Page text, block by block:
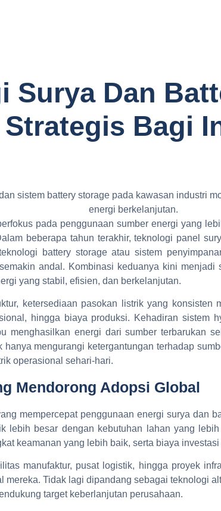
Surya Dan
Bagi
pada penggunaan sumber energi yang
beberapa tahun terakhir, teknologi panel
battery storage atau sistem
andal. Kombinasi keduanya kini
yang stabil, efisien, dan berkelanjutan.
ketersediaan pasokan listrik yang
hingga biaya produksi. Kehadiran sistem
menghasilkan energi dari sumber terbarukan
mengurangi ketergantungan terhadap
operasional sehari-hari.
Mendorong Adopsi Global
mempercepat penggunaan energi surya dan
lebih besar dengan kebutuhan lahan yang
keamanan yang lebih baik, serta biaya
manufaktur, pusat logistik, hingga proyek
mereka. Tidak lagi dipandang sebagai teknologi
target keberlanjutan perusahaan.